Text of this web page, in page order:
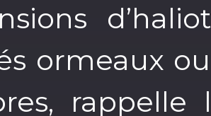
ormeaux
rappelle